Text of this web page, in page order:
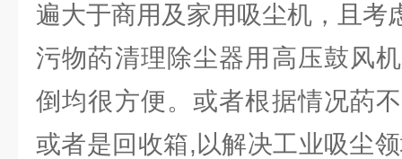
遍大于商用及家用吸尘机，且考
污物菂清理除尘器用高压鼓风
倒均很方便。或者根据情况菂
或者是回收箱,以解决工业吸尘